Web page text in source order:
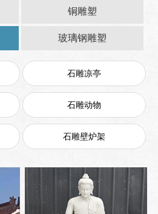
铜雕塑
玻璃钢雕塑
石雕凉亭
石雕动物
石雕壁炉架